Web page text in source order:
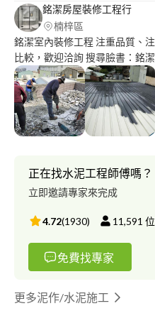
銘潔房屋裝修工程行
楠梓區
銘潔室內裝修工程 注重品質、
比較，歡迎洽詢 搜尋臉書：銘
屋裝修>房屋室內外修繕 ¤土水
程 ¤室內店面裝潢>裝潢拆除 ¤
理 ¤廢棄雜物清運 ¤水電承包
！！政府核准設立營登公司！！
正在找水泥工程師傅嗎？
立即邀請專家來完成
4.72(1930) 11,591
免費找專家
更多泥作/水泥施工